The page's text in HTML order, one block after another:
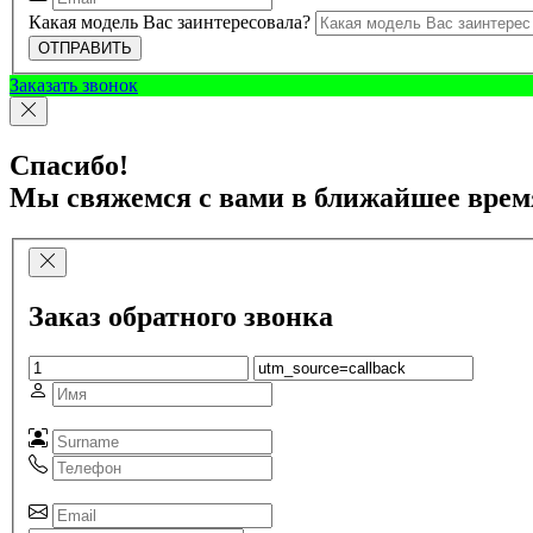
Какая модель Вас заинтересовала?
ОТПРАВИТЬ
Заказать звонок
Спасибо!
Мы свяжемся с вами в ближайшее
Заказ обратного звонка